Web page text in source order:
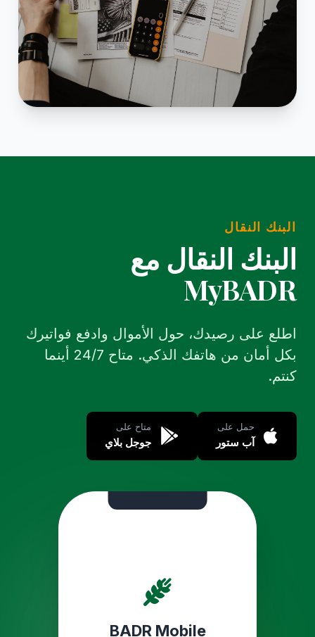
البنك النقال
البنك النقال مع
MyBADR
اطلع على رصيدك، حول الأموال وادفع فواتيرك
بكل أمان من هاتفك الذكي. متاح 24/7 أينما
كنتم.
حمل على
آب ستور
متاح على
جوجل بلاي
BADR Mobile